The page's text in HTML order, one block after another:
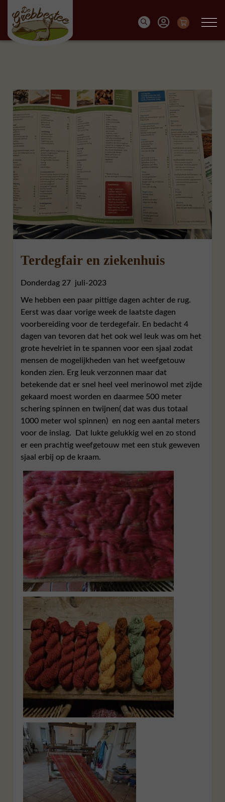
Terdegfair en ziekenhuis
Donderdag 27 juli-2023
We hebben een paar pittige dagen achter de rug.
Eerst was daar vorige week de laatste dagen
voorbereiding voor de terdegefair. En bedacht 4
dagen van tevoren dat het ook wel leuk was om het
grote hevelriet in te spannen voor een sjaal zodat
mensen de mogelijkheden van het weefgetouw
konden zien. Erg leuk verzonnen maar dat
betekende dat er snel heel veel merinowol met zijde
gekaard moest worden en daarmee 500 meter
schering spinnen en twijnen( dat was dus totaal
1000 meter wol spinnen) en nog een aantal meters
voor de inslag. Dat lukte gelukkig wel en zo stond
er een prachtig weefgetouw met een stuk geweven
sjaal erbij op de kraam.